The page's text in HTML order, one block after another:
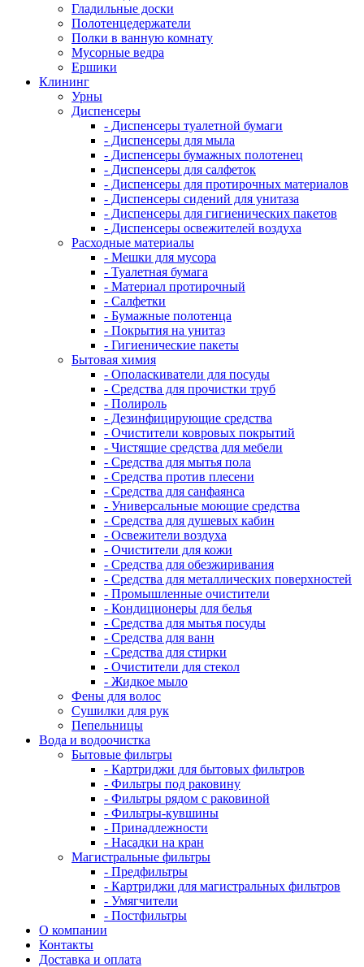
Гладильные доски
Полотенцедержатели
Полки в ванную комнату
Мусорные ведра
Ершики
Клининг
Урны
Диспенсеры
- Диспенсеры туалетной бумаги
- Диспенсеры для мыла
- Диспенсеры бумажных полотенец
- Диспенсеры для салфеток
- Диспенсеры для протирочных материалов
- Диспенсеры сидений для унитаза
- Диспенсеры для гигиенических пакетов
- Диспенсеры освежителей воздуха
Расходные материалы
- Мешки для мусора
- Туалетная бумага
- Материал протирочный
- Салфетки
- Бумажные полотенца
- Покрытия на унитаз
- Гигиенические пакеты
Бытовая химия
- Ополаскиватели для посуды
- Средства для прочистки труб
- Полироль
- Дезинфицирующие средства
- Очистители ковровых покрытий
- Чистящие средства для мебели
- Средства для мытья пола
- Средства против плесени
- Средства для санфаянса
- Универсальные моющие средства
- Средства для душевых кабин
- Освежители воздуха
- Очистители для кожи
- Средства для обезжиривания
- Средства для металлических поверхностей
- Промышленные очистители
- Кондиционеры для белья
- Средства для мытья посуды
- Средства для ванн
- Средства для стирки
- Очистители для стекол
- Жидкое мыло
Фены для волос
Сушилки для рук
Пепельницы
Вода и водоочистка
Бытовые фильтры
- Картриджи для бытовых фильтров
- Фильтры под раковину
- Фильтры рядом с раковиной
- Фильтры-кувшины
- Принадлежности
- Насадки на кран
Магистральные фильтры
- Предфильтры
- Картриджи для магистральных фильтров
- Умягчители
- Постфильтры
О компании
Контакты
Доставка и оплата